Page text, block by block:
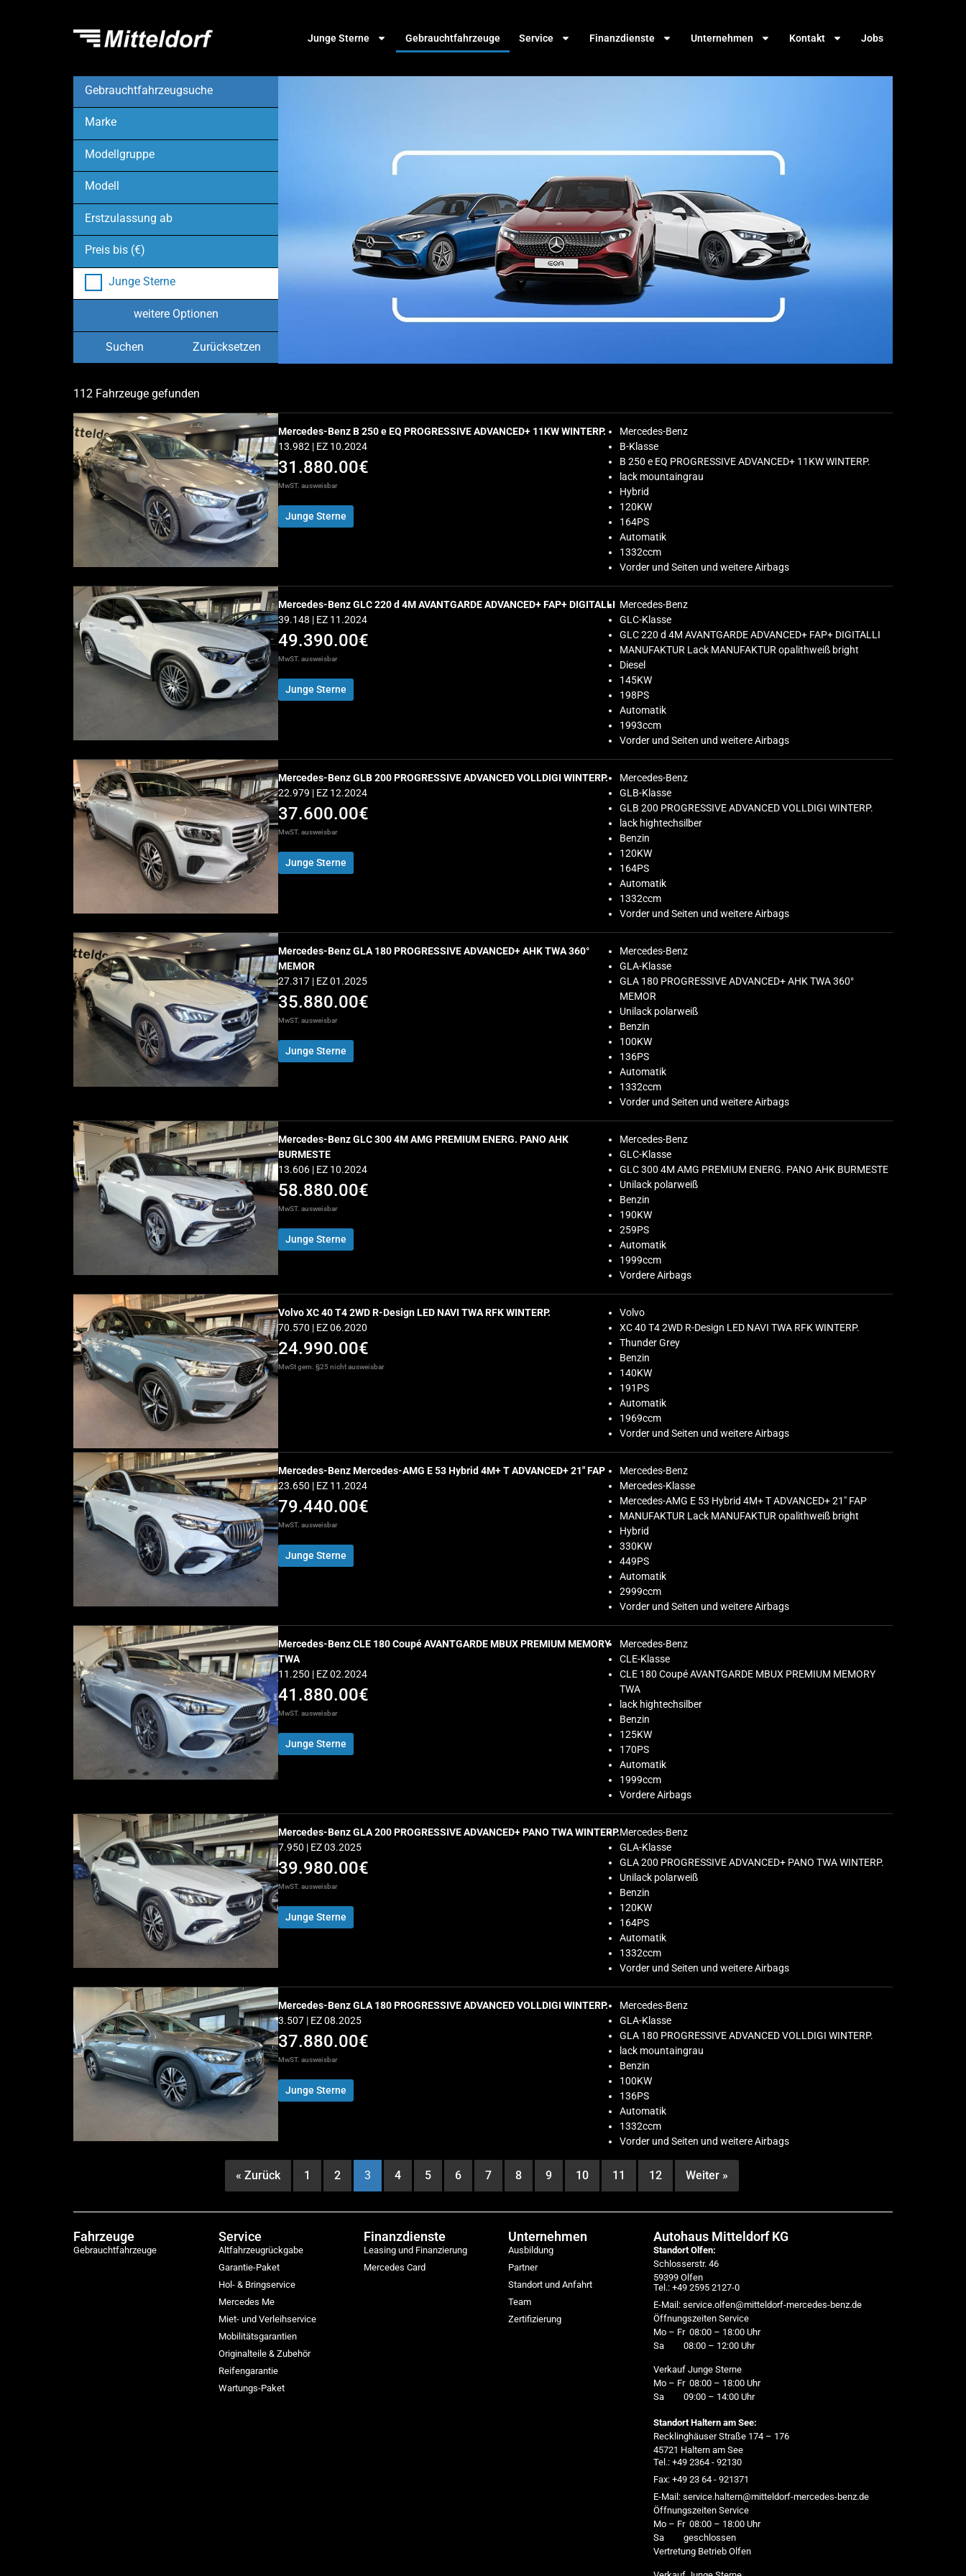
Junge Sterne Gebrauchtfahrzeuge Service Finanzdienste Unternehmen Kontakt Jobs
Gebrauchtfahrzeugsuche
Marke
Modellgruppe
Modell
Erstzulassung ab
Preis bis (€)
Junge Sterne
weitere Optionen
Suchen Zurücksetzen
112 Fahrzeuge gefunden
Mercedes-Benz B 250 e EQ PROGRESSIVE ADVANCED+ 11KW WINTERP.
13.982 | EZ 10.2024
31.880.00€
MwST. ausweisbar
Junge Sterne
Mercedes-Benz
B-Klasse
B 250 e EQ PROGRESSIVE ADVANCED+ 11KW WINTERP.
lack mountaingrau
Hybrid
120KW
164PS
Automatik
1332ccm
Vorder und Seiten und weitere Airbags
Mercedes-Benz GLC 220 d 4M AVANTGARDE ADVANCED+ FAP+ DIGITALLI
39.148 | EZ 11.2024
49.390.00€
MwST. ausweisbar
Junge Sterne
Mercedes-Benz
GLC-Klasse
GLC 220 d 4M AVANTGARDE ADVANCED+ FAP+ DIGITALLI
MANUFAKTUR Lack MANUFAKTUR opalithweiß bright
Diesel
145KW
198PS
Automatik
1993ccm
Vorder und Seiten und weitere Airbags
Mercedes-Benz GLB 200 PROGRESSIVE ADVANCED VOLLDIGI WINTERP.
22.979 | EZ 12.2024
37.600.00€
MwST. ausweisbar
Junge Sterne
Mercedes-Benz
GLB-Klasse
GLB 200 PROGRESSIVE ADVANCED VOLLDIGI WINTERP.
lack hightechsilber
Benzin
120KW
164PS
Automatik
1332ccm
Vorder und Seiten und weitere Airbags
Mercedes-Benz GLA 180 PROGRESSIVE ADVANCED+ AHK TWA 360°
MEMOR
27.317 | EZ 01.2025
35.880.00€
MwST. ausweisbar
Junge Sterne
Mercedes-Benz
GLA-Klasse
GLA 180 PROGRESSIVE ADVANCED+ AHK TWA 360°
MEMOR
Unilack polarweiß
Benzin
100KW
136PS
Automatik
1332ccm
Vorder und Seiten und weitere Airbags
Mercedes-Benz GLC 300 4M AMG PREMIUM ENERG. PANO AHK
BURMESTE
13.606 | EZ 10.2024
58.880.00€
MwST. ausweisbar
Junge Sterne
Mercedes-Benz
GLC-Klasse
GLC 300 4M AMG PREMIUM ENERG. PANO AHK BURMESTE
Unilack polarweiß
Benzin
190KW
259PS
Automatik
1999ccm
Vordere Airbags
Volvo XC 40 T4 2WD R-Design LED NAVI TWA RFK WINTERP.
70.570 | EZ 06.2020
24.990.00€
MwSt gem. §25 nicht ausweisbar
Volvo
XC 40 T4 2WD R-Design LED NAVI TWA RFK WINTERP.
Thunder Grey
Benzin
140KW
191PS
Automatik
1969ccm
Vorder und Seiten und weitere Airbags
Mercedes-Benz Mercedes-AMG E 53 Hybrid 4M+ T ADVANCED+ 21″ FAP
23.650 | EZ 11.2024
79.440.00€
MwST. ausweisbar
Junge Sterne
Mercedes-Benz
Mercedes-Klasse
Mercedes-AMG E 53 Hybrid 4M+ T ADVANCED+ 21" FAP
MANUFAKTUR Lack MANUFAKTUR opalithweiß bright
Hybrid
330KW
449PS
Automatik
2999ccm
Vorder und Seiten und weitere Airbags
Mercedes-Benz CLE 180 Coupé AVANTGARDE MBUX PREMIUM MEMORY
TWA
11.250 | EZ 02.2024
41.880.00€
MwST. ausweisbar
Junge Sterne
Mercedes-Benz
CLE-Klasse
CLE 180 Coupé AVANTGARDE MBUX PREMIUM MEMORY
TWA
lack hightechsilber
Benzin
125KW
170PS
Automatik
1999ccm
Vordere Airbags
Mercedes-Benz GLA 200 PROGRESSIVE ADVANCED+ PANO TWA WINTERP.
7.950 | EZ 03.2025
39.980.00€
MwST. ausweisbar
Junge Sterne
Mercedes-Benz
GLA-Klasse
GLA 200 PROGRESSIVE ADVANCED+ PANO TWA WINTERP.
Unilack polarweiß
Benzin
120KW
164PS
Automatik
1332ccm
Vorder und Seiten und weitere Airbags
Mercedes-Benz GLA 180 PROGRESSIVE ADVANCED VOLLDIGI WINTERP.
3.507 | EZ 08.2025
37.880.00€
MwST. ausweisbar
Junge Sterne
Mercedes-Benz
GLA-Klasse
GLA 180 PROGRESSIVE ADVANCED VOLLDIGI WINTERP.
lack mountaingrau
Benzin
100KW
136PS
Automatik
1332ccm
Vorder und Seiten und weitere Airbags
« Zurück 1 2 3 4 5 6 7 8 9 10 11 12 Weiter »
Fahrzeuge
Gebrauchtfahrzeuge
Service
Altfahrzeugrückgabe
Garantie-Paket
Hol- & Bringservice
Mercedes Me
Miet- und Verleihservice
Mobilitätsgarantien
Originalteile & Zubehör
Reifengarantie
Wartungs-Paket
Finanzdienste
Leasing und Finanzierung
Mercedes Card
Unternehmen
Ausbildung
Partner
Standort und Anfahrt
Team
Zertifizierung
Autohaus Mitteldorf KG
Standort Olfen:
Schlosserstr. 46
59399 Olfen
Tel.: +49 2595 2127-0
E-Mail: service.olfen@mitteldorf-mercedes-benz.de
Öffnungszeiten Service
Mo – Fr 08:00 – 18:00 Uhr
Sa 08:00 – 12:00 Uhr
Verkauf Junge Sterne
Mo – Fr 08:00 – 18:00 Uhr
Sa 09:00 – 14:00 Uhr
Standort Haltern am See:
Recklinghäuser Straße 174 – 176
45721 Haltern am See
Tel.: +49 2364 - 92130
Fax: +49 23 64 - 921371
E-Mail: service.haltern@mitteldorf-mercedes-benz.de
Öffnungszeiten Service
Mo – Fr 08:00 – 18:00 Uhr
Sa geschlossen
Vertretung Betrieb Olfen